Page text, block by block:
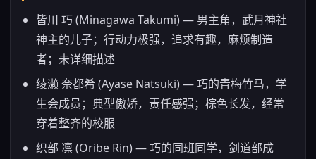
皆川 巧 (Minagawa Takumi) — 男主角，武月神社
神主的儿子；行动力极强，追求有趣，麻烦制造
者；未详细描述
绫濑 奈都希 (Ayase Natsuki) — 巧的青梅竹马，学
生会成员；典型傲娇，责任感强；棕色长发，经常
穿着整齐的校服
织部 凛 (Oribe Rin) — 巧的同班同学，剑道部成